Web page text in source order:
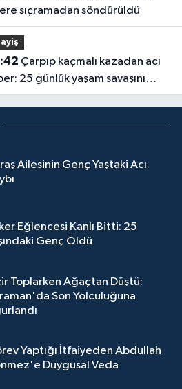
sıçramadan söndürüldü
25 günlük yaşam savaşını
Ailesinin Genç Yaştaki Acı
Eğlencesi Kanlı Bitti: 25
Genç Öldü
Toplarken Ağaçtan Düştü:
Son Yolculuğuna
Yaptığı İtfaiyeden Abdullah
Duygusal Veda